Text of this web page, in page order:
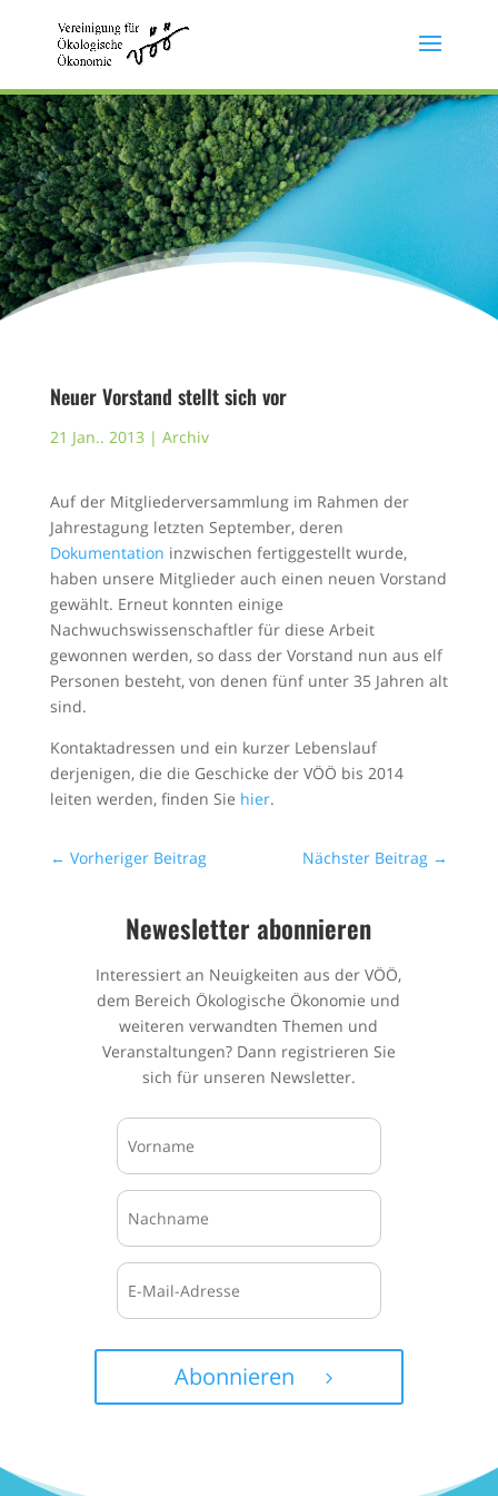
Neuer Vorstand stellt sich vor
21 Jan.. 2013 | Archiv
Auf der Mitgliederversammlung im Rahmen der
Jahrestagung letzten September, deren
Dokumentation inzwischen fertiggestellt wurde,
haben unsere Mitglieder auch einen neuen Vorstand
gewählt. Erneut konnten einige
Nachwuchswissenschaftler für diese Arbeit
gewonnen werden, so dass der Vorstand nun aus elf
Personen besteht, von denen fünf unter 35 Jahren alt
sind.
Kontaktadressen und ein kurzer Lebenslauf
derjenigen, die die Geschicke der VÖÖ bis 2014
leiten werden, finden Sie hier.
← Vorheriger Beitrag Nächster Beitrag →
Newesletter abonnieren
Interessiert an Neuigkeiten aus der VÖÖ,
dem Bereich Ökologische Ökonomie und
weiteren verwandten Themen und
Veranstaltungen? Dann registrieren Sie
sich für unseren Newsletter.
Abonnieren